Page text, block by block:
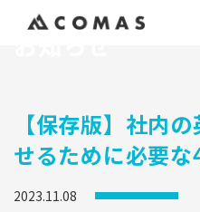
【保存版】社内
せるために必要な
2023.11.08